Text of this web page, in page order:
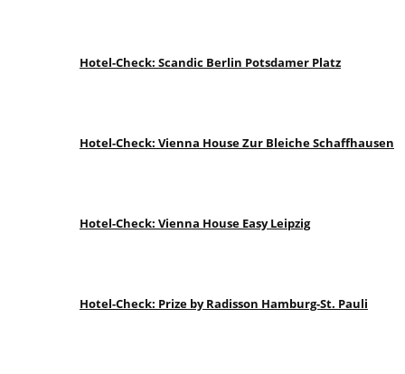
Hotel-Check: Scandic Berlin Potsdamer Platz
Hotel-Check: Vienna House Zur Bleiche Schaffhausen
Hotel-Check: Vienna House Easy Leipzig
Hotel-Check: Prize by Radisson Hamburg-St. Pauli